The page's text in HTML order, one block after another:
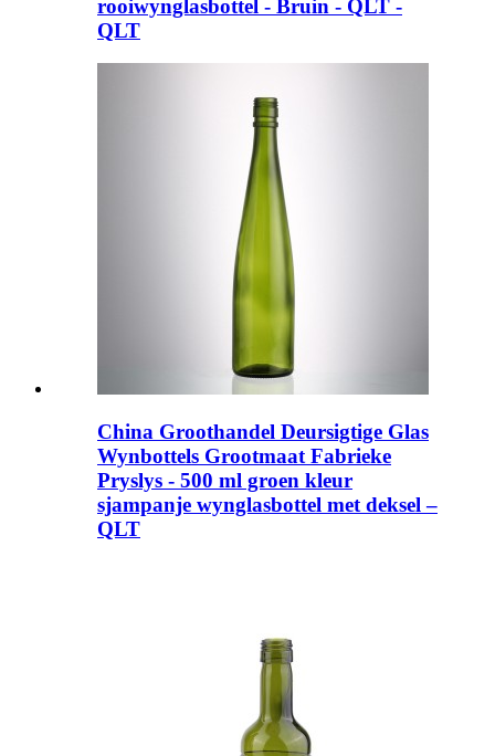
rooiwynglasbottel - Bruin - QLT -
QLT
China Groothandel Deursigtige Glas
Wynbottels Grootmaat Fabrieke
Pryslys - 500 ml groen kleur
sjampanje wynglasbottel met deksel –
QLT